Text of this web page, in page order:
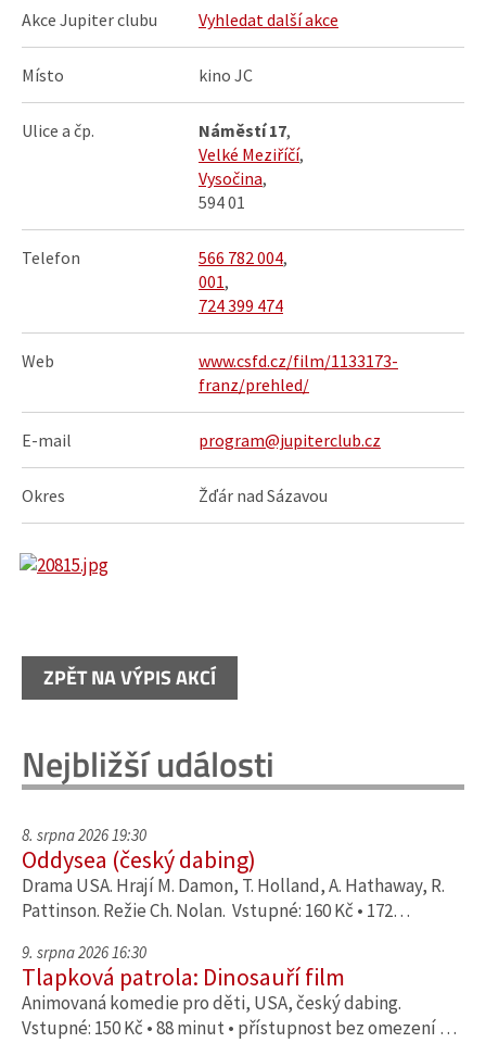
Akce Jupiter clubu Vyhledat další akce
Místo kino JC
Ulice a čp. Náměstí 17,
Velké Meziříčí,
Vysočina,
594 01
Telefon 566 782 004,
001,
724 399 474
Web
www.csfd.cz/film/1133173-
franz/prehled/
E-mail program@jupiterclub.cz
Okres Žďár nad Sázavou
ZPĚT NA VÝPIS AKCÍ
Nejbližší události
8. srpna 2026 19:30
Oddysea (český dabing)
Drama USA. Hrají M. Damon, T. Holland, A. Hathaway, R.
Pattinson. Režie Ch. Nolan. Vstupné: 160 Kč • 172…
9. srpna 2026 16:30
Tlapková patrola: Dinosauří film
Animovaná komedie pro děti, USA, český dabing.
Vstupné: 150 Kč • 88 minut • přístupnost bez omezení …